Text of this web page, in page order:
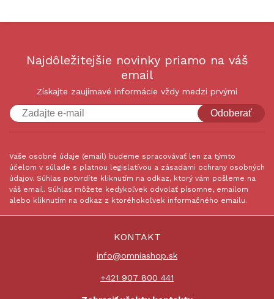
Najdôležitejšie novinky priamo na váš
email
Získajte zaujímavé informácie vždy medzi prvými
Odoberať
Vaše osobné údaje (email) budeme spracovávať len za týmto
účelom v súlade s platnou legislatívou a zásadami ochrany osobných
údajov. Súhlas potvrdíte kliknutím na odkaz, ktorý vám pošleme na
váš email. Súhlas môžete kedykoľvek odvolať písomne, emailom
alebo kliknutím na odkaz z ktoréhokoľvek informačného emailu.
KONTAKT
info@omniashop.sk
+421 907 800 441